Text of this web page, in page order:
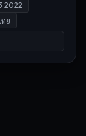
2022
ย